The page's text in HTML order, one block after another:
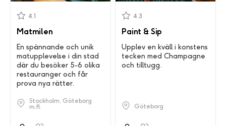
Matmilen
4.1
En spännande och unik
matupplevelse i din stad
där du besöker 5-6 olika
restauranger och får
prova nya rätter.
Stockholm, Göteborg
m.fl.
Paint & Sip
4.3
Upplev en kväll i konstens
tecken med Champagne
och tilltugg.
Göteborg